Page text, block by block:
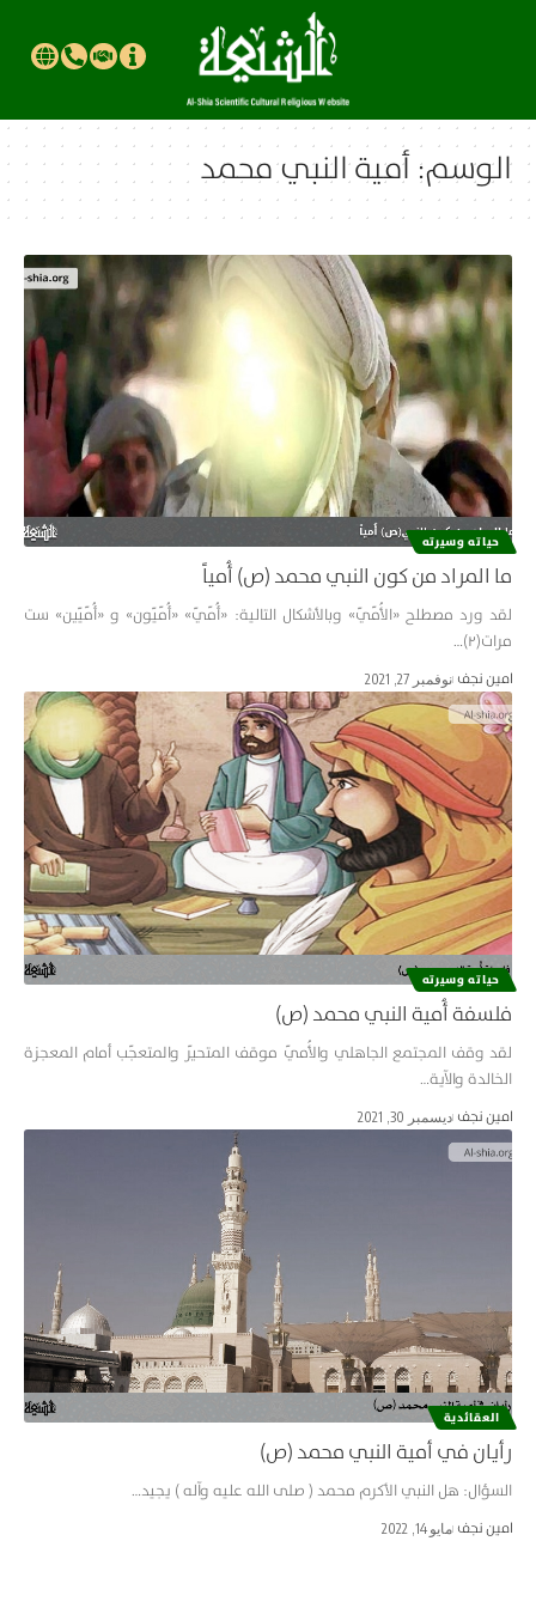
الوسم:أمية النبي محمد
حياته وسيرته
ما المراد من كون النبي محمد (ص) أُمياً
لقد ورد مصطلح «الأُمّيّ» وبالأشكال التالية: «أُمّيّ» «أُمّيّون» و «أُمّيّين» ست
مرات(٢)…
امین نجف نوفمبر 27, 2021
حياته وسيرته
فلسفة أُمية النبي محمد (ص)
لقد وقف المجتمع الجاهلي والأُميّ موقف المتحيّر والمتعجّب أمام المعجزة
الخالدة والآية…
امین نجف ديسمبر 30, 2021
العقائدية
رأيان في أمية النبي محمد (ص)
السؤال: هل النبي الأكرم محمد ( صلى الله عليه وآله ) يجيد…
امین نجف مايو 14, 2022